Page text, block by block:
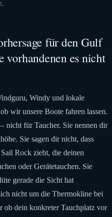
für den Gulf
es nicht
Windy und lokale
wir unsere Boote fahren lassen.
nicht für Taucher. Sie nennen dir
Sie sagen dir nicht, dass
Rock zieht, die deinen
oder Gerätetauchen. Sie
gerade die Sicht hat
nicht um die Thermokline bei
ob dein konkreter Tauchplatz vor